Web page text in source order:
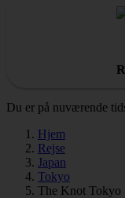
Du er på nuværende
Hjem
Rejse
Japan
Tokyo
The Knot Tokyo